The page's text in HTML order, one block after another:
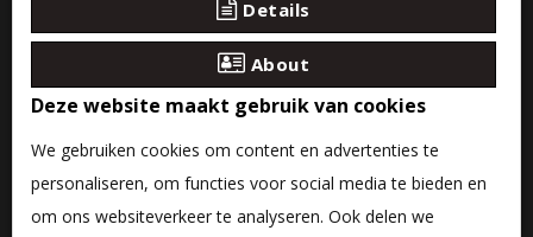
Details
About
Deze website maakt gebruik van cookies
We gebruiken cookies om content en advertenties te
personaliseren, om functies voor social media te bieden en
om ons websiteverkeer te analyseren. Ook delen we